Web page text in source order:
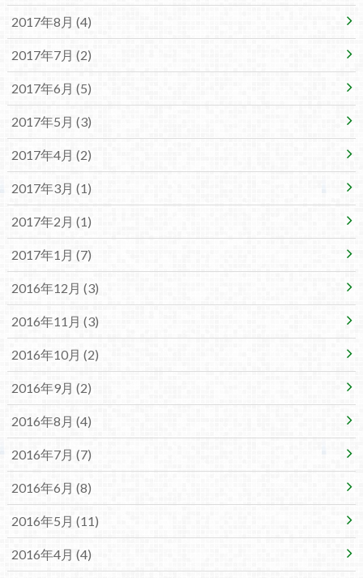
2017年8月 (4)
2017年7月 (2)
2017年6月 (5)
2017年5月 (3)
2017年4月 (2)
2017年3月 (1)
2017年2月 (1)
2017年1月 (7)
2016年12月 (3)
2016年11月 (3)
2016年10月 (2)
2016年9月 (2)
2016年8月 (4)
2016年7月 (7)
2016年6月 (8)
2016年5月 (11)
2016年4月 (4)